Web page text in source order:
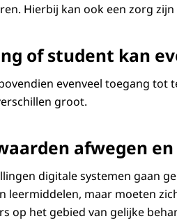
Hierbij kan ook een zorg
of student kan
evenveel toegang
groot.
afwegen
digitale systemen gaan
leermiddelen, maar moeten
op het gebied van gelijke